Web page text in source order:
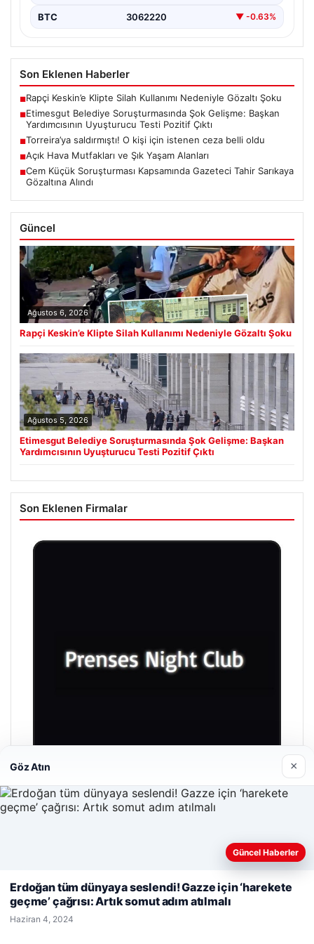
BTC 3062220 ▼ -0.63%
Son Eklenen Haberler
■Rapçi Keskin’e Klipte Silah Kullanımı Nedeniyle Gözaltı Şoku
■Etimesgut Belediye Soruşturmasında Şok Gelişme: Başkan
Yardımcısının Uyuşturucu Testi Pozitif Çıktı
■Torreira’ya saldırmıştı! O kişi için istenen ceza belli oldu
■Açık Hava Mutfakları ve Şık Yaşam Alanları
■Cem Küçük Soruşturması Kapsamında Gazeteci Tahir Sarıkaya
Gözaltına Alındı
Güncel
Ağustos 6, 2026
Rapçi Keskin’e Klipte Silah Kullanımı Nedeniyle Gözaltı Şoku
Ağustos 5, 2026
Etimesgut Belediye Soruşturmasında Şok Gelişme: Başkan
Yardımcısının Uyuşturucu Testi Pozitif Çıktı
Son Eklenen Firmalar
Prenses Night Club
Web sitemizi nasıl kullandığınızı daha iyi anlayabilmek,
kullanıyoruz.Çerez Politikamız
Reddet
Göz Atın ×
Güncel Haberler
Erdoğan tüm dünyaya seslendi! Gazze için ‘harekete
geçme’ çağrısı: Artık somut adım atılmalı
Haziran 4, 2024